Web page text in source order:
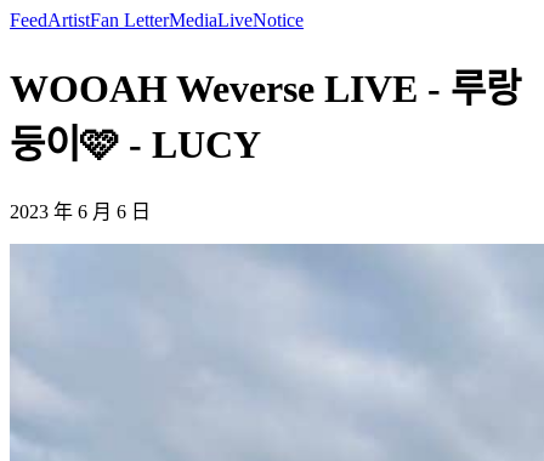
FeedArtistFan LetterMediaLiveNotice
WOOAH Weverse LIVE - 루랑
둥이🩷 - LUCY
2023 年 6 月 6 日